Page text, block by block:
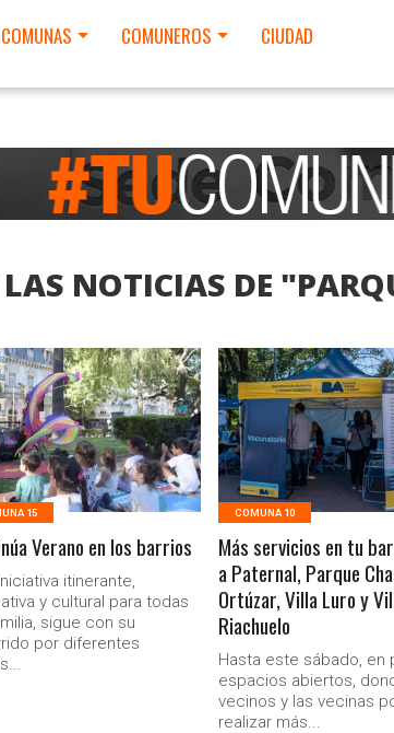
COMUNAS COMUNEROS CIUDAD
NOTICIAS DE
LEER MAS
15
Verano en los barrios
itinerante,
y cultural para todas
sigue con su
por diferentes
LEER MAS
COMUNA 10
Más servicios en tu
a Paternal, Parque
Ortúzar, Villa Luro y
Riachuelo
Hasta este sábado, en
espacios abiertos,
vecinos y las vecinas
realizar más...